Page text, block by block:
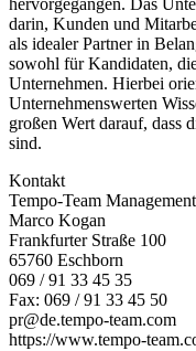
hervorgegangen. Das
darin, Kunden und
als idealer Partner in
sowohl für Kandidaten,
Unternehmen. Hierbei
Unternehmenswerten
großen Wert darauf, dass
sind.
Kontakt
Tempo-Team
Marco Kogan
Frankfurter Straße 100
65760 Eschborn
069 / 91 33 45 35
Fax: 069 / 91 33 45 50
pr@de.tempo-team.com
https://www.tempo-